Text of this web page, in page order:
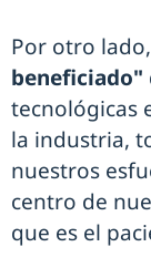
Por otro
beneficiado"
tecnológicas
la industria,
nuestros
centro de
que es el